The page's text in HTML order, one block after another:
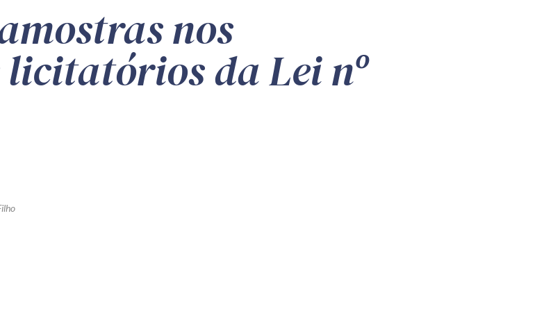
nos
da Lei nº